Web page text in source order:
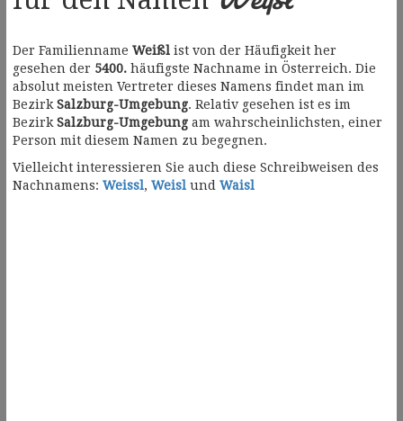
Der Familienname Weißl ist von der Häufigkeit her
gesehen der 5400. häufigste Nachname in Österreich. Die
absolut meisten Vertreter dieses Namens findet man im
Bezirk Salzburg-Umgebung. Relativ gesehen ist es im
Bezirk Salzburg-Umgebung am wahrscheinlichsten, einer
Person mit diesem Namen zu begegnen.
Vielleicht interessieren Sie auch diese Schreibweisen des
Nachnamens: Weissl, Weisl und Waisl